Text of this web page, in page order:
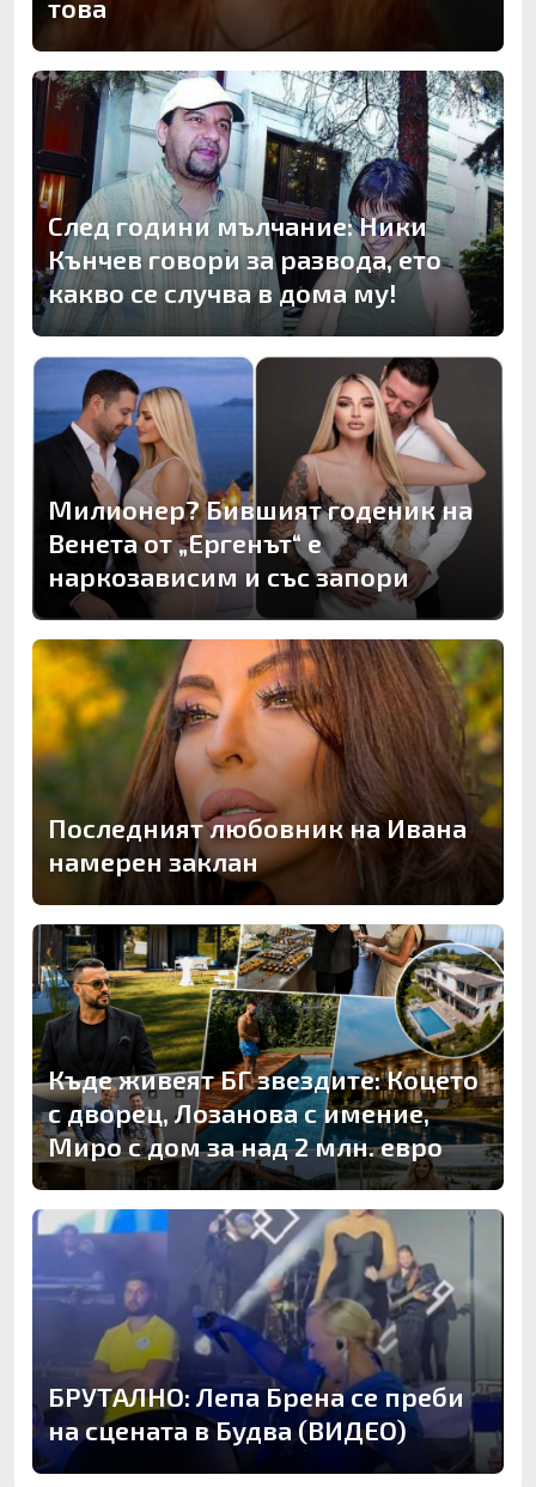
това
След години мълчание: Ники
Кънчев говори за развода, ето
какво се случва в дома му!
Милионер? Бившият годеник на
Венета от „Ергенът“ е
наркозависим и със запори
Последният любовник на Ивана
намерен заклан
Къде живеят БГ звездите: Коцето
с дворец, Лозанова с имение,
Миро с дом за над 2 млн. евро
БРУТАЛНО: Лепа Брена се преби
на сцената в Будва (ВИДЕО)